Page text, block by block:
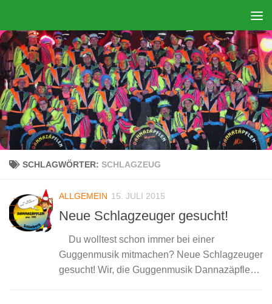
SCHLAGWÖRTER: SCHLAGZEUG
ALLGEMEIN 15. JULI 2015
Neue Schlagzeuger gesucht!
Du wolltest schon immer bei einer
Guggenmusik mitmachen? Neue Schlagzeuger
gesucht! Wir, die Guggenmusik Dannazäpflen